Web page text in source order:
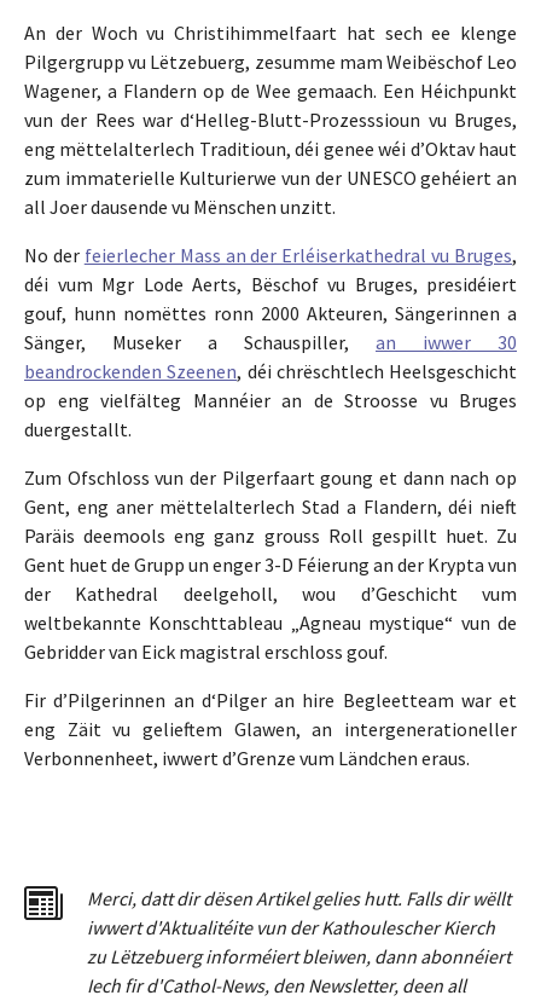
An der Woch vu Christihimmelfaart hat sech ee klenge
Pilgergrupp vu Lëtzebuerg, zesumme mam Weibëschof Leo
Wagener, a Flandern op de Wee gemaach. Een Héichpunkt
vun der Rees war d‘Helleg-Blutt-Prozesssioun vu Bruges,
eng mëttelalterlech Traditioun, déi genee wéi d’Oktav haut
zum immaterielle Kulturierwe vun der UNESCO gehéiert an
all Joer dausende vu Mënschen unzitt.
No der feierlecher Mass an der Erléiserkathedral vu Bruges,
déi vum Mgr Lode Aerts, Bëschof vu Bruges, presidéiert
gouf, hunn nomëttes ronn 2000 Akteuren, Sängerinnen a
Sänger, Museker a Schauspiller, an iwwer 30
beandrockenden Szeenen, déi chrëschtlech Heelsgeschicht
op eng vielfälteg Mannéier an de Stroosse vu Bruges
duergestallt.
Zum Ofschloss vun der Pilgerfaart goung et dann nach op
Gent, eng aner mëttelalterlech Stad a Flandern, déi nieft
Paräis deemools eng ganz grouss Roll gespillt huet. Zu
Gent huet de Grupp un enger 3-D Féierung an der Krypta vun
der Kathedral deelgeholl, wou d’Geschicht vum
weltbekannte Konschttableau „Agneau mystique“ vun de
Gebridder van Eick magistral erschloss gouf.
Fir d’Pilgerinnen an d‘Pilger an hire Begleetteam war et
eng Zäit vu gelieftem Glawen, an intergenerationeller
Verbonnenheet, iwwert d’Grenze vum Ländchen eraus.
Merci, dattdir dësen Artikel gelies hutt. Falls dir wëllt
iwwert d'Aktualitéite vun der Kathoulescher Kierch
zu Lëtzebuerg informéiert bleiwen, dann abonnéiert
Iech fir d'Cathol-News, den Newsletter, deen all